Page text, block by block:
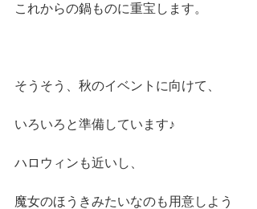
これからの鍋ものに重宝します。
そうそう、秋のイベントに向けて、
いろいろと準備しています♪
ハロウィンも近いし、
魔女のほうきみたいなのも用意しよう